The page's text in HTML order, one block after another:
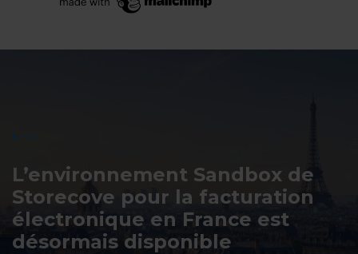
navigation
NEXT
L’environnement Sandbox de
Storecove pour la facturation
électronique en France est
désormais disponible